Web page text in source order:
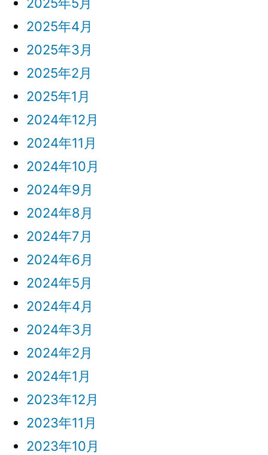
2025年4月
2025年3月
2025年2月
2025年1月
2024年12月
2024年11月
2024年10月
2024年9月
2024年8月
2024年7月
2024年6月
2024年5月
2024年4月
2024年3月
2024年2月
2024年1月
2023年12月
2023年11月
2023年10月